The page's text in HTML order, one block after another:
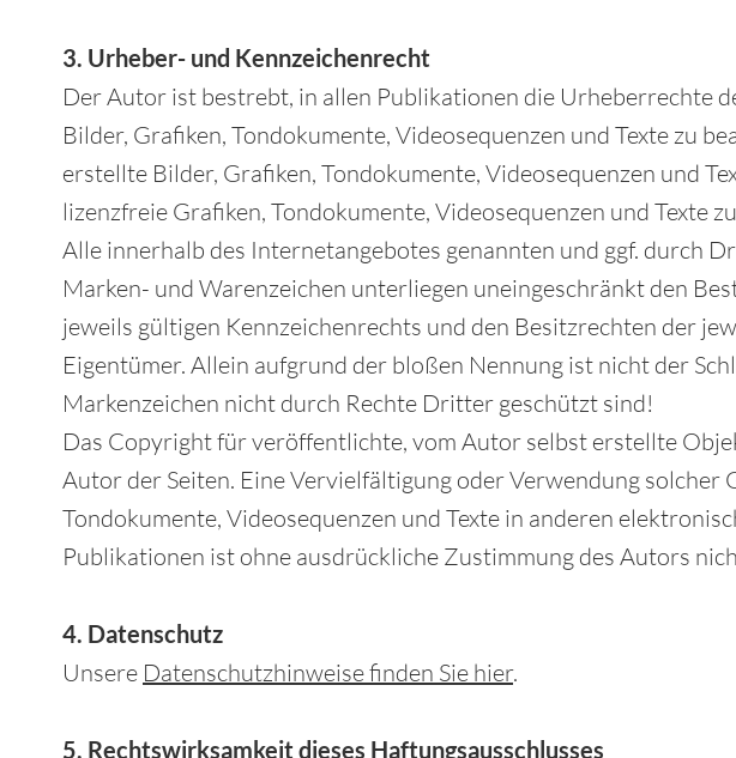
3. Urheber- und Kennzeichenrecht
Der Autor ist bestrebt, in allen Publikationen die Urheberrechte
Bilder, Grafiken, Tondokumente, Videosequenzen und Texte zu
erstellte Bilder, Grafiken, Tondokumente, Videosequenzen und
lizenzfreie Grafiken, Tondokumente, Videosequenzen und Texte
Alle innerhalb des Internetangebotes genannten und ggf. durch
Marken- und Warenzeichen unterliegen uneingeschränkt den
jeweils gültigen Kennzeichenrechts und den Besitzrechten der
Eigentümer. Allein aufgrund der bloßen Nennung ist nicht der
Markenzeichen nicht durch Rechte Dritter geschützt sind!
Das Copyright für veröffentlichte, vom Autor selbst erstellte
Autor der Seiten. Eine Vervielfältigung oder Verwendung solcher
Tondokumente, Videosequenzen und Texte in anderen
Publikationen ist ohne ausdrückliche Zustimmung des Autors
4. Datenschutz
Unsere Datenschutzhinweise finden Sie hier.
5. Rechtswirksamkeit dieses Haftungsausschlusses